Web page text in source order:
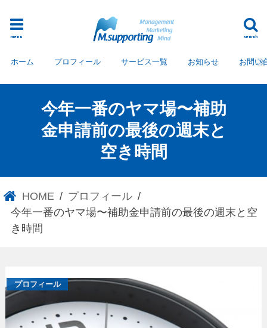
search
menu
ホーム プロフィール サービス一覧 お知らせ お問い
今年一番のヤマ場〜補助
金申請前の最後の週末と
空き時間
HOME
プロフィール
今年一番のヤマ場〜補助金申請前の最後の週末と空
き時間
プロフィール